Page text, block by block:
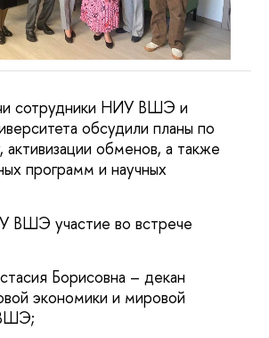
сотрудники НИУ ВШЭ и
обсудили планы по
активизации обменов, а также
программ и научных
ВШЭ участие во встрече
Борисовна – декан
экономики и мировой